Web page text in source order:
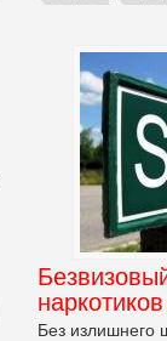
наркотиков
Без излишнего